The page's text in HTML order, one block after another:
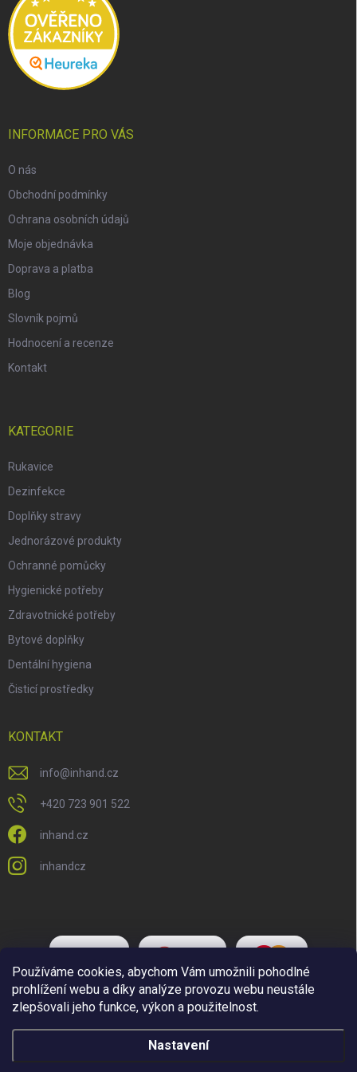
Používáme cookies, abychom Vám umožnili pohodlné
prohlížení webu a díky analýze provozu webu neustále
zlepšovali jeho funkce, výkon a použitelnost.
Nastavení
INFORMACE PRO VÁS
O nás
Obchodní podmínky
Ochrana osobních údajů
Moje objednávka
Doprava a platba
Blog
Slovník pojmů
Hodnocení a recenze
Kontakt
KATEGORIE
Rukavice
Dezinfekce
Doplňky stravy
Jednorázové produkty
Ochranné pomůcky
Hygienické potřeby
Zdravotnické potřeby
Bytové doplňky
Dentální hygiena
Čisticí prostředky
KONTAKT
info@inhand.cz
+420 723 901 522
inhand.cz
inhandcz